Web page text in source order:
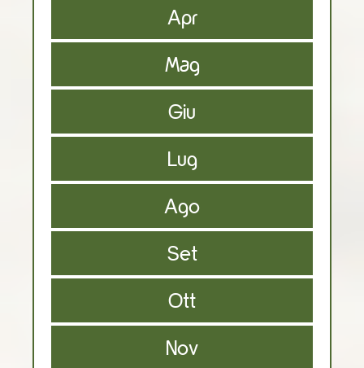
Apr
Mag
Giu
Lug
Ago
Set
Ott
Nov